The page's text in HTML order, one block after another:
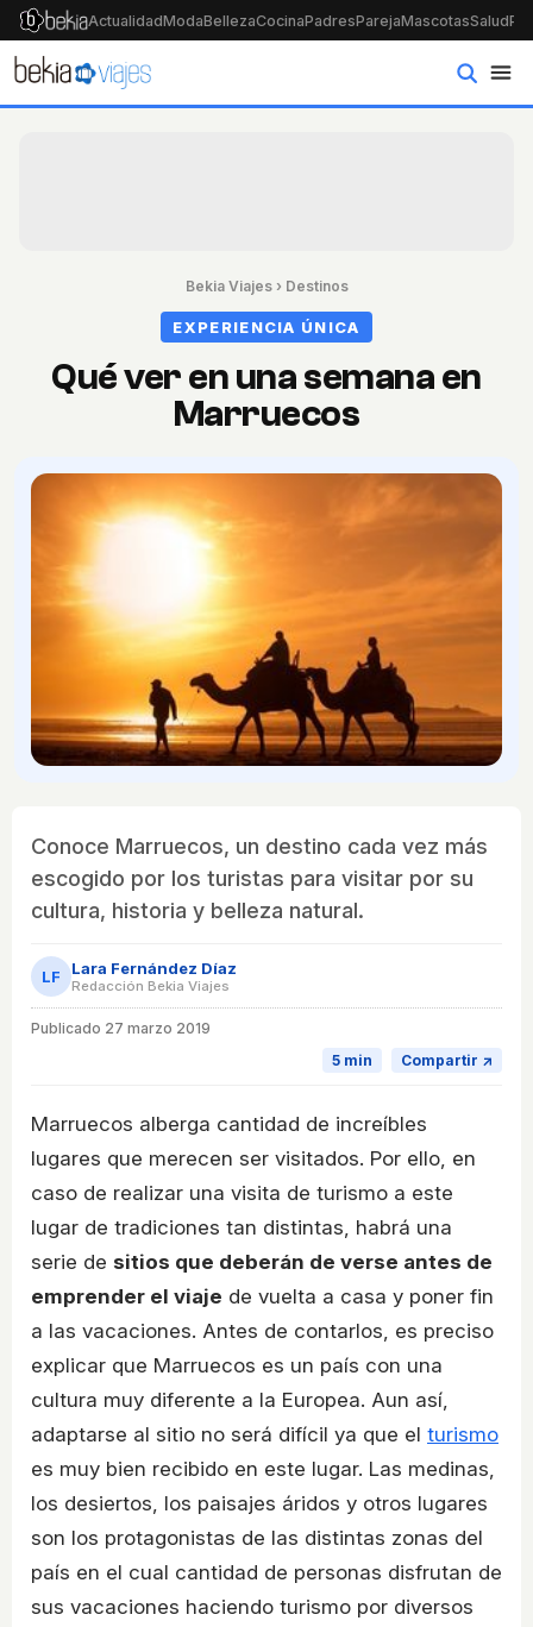
ActualidadModaBellezaCocinaPadresParejaMascotasSalud
Bekia Viajes› Destinos
EXPERIENCIA ÚNICA
Qué ver en una semana en
Marruecos
Conoce Marruecos, un destino cada vez más
escogido por los turistas para visitar por su
cultura, historia y belleza natural.
LF Lara Fernández Díaz
Redacción Bekia Viajes
Publicado 27 marzo 2019
5 min
Compartir ↗
Marruecos alberga cantidad de increíbles
lugares que merecen ser visitados. Por ello, en
caso de realizar una visita de turismo a este
lugar de tradiciones tan distintas, habrá una
serie de sitios que deberán de verse antes de
emprender el viaje de vuelta a casa y poner fin
a las vacaciones. Antes de contarlos, es preciso
explicar que Marruecos es un país con una
cultura muy diferente a la Europea. Aun así,
adaptarse al sitio no será difícil ya que el turismo
es muy bien recibido en este lugar. Las medinas,
los desiertos, los paisajes áridos y otros lugares
son los protagonistas de las distintas zonas del
país en el cual cantidad de personas disfrutan de
sus vacaciones haciendo turismo por diversos